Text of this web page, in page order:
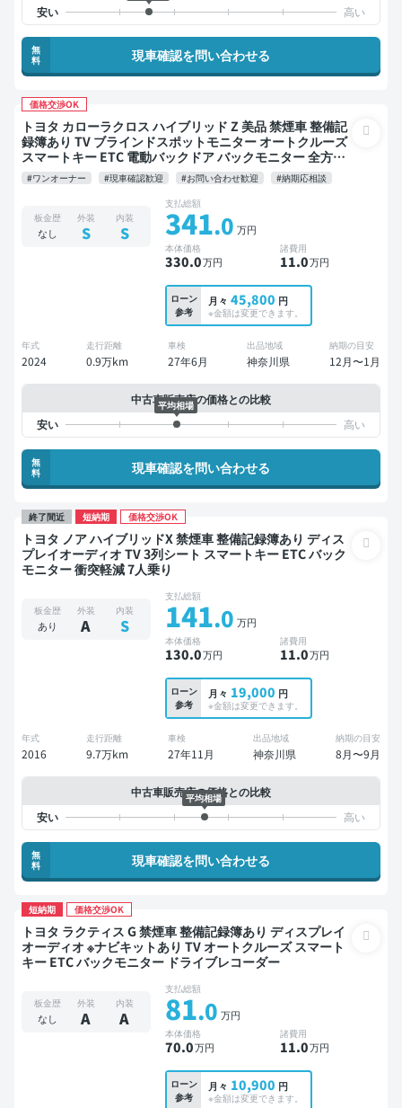
無
料
現車確認を問い合わせる
価格交渉OK
トヨタ カローラクロス ハイブリッド Z 美品 禁煙車 整備記
録簿あり TV ブラインドスポットモニター オートクルーズ
スマートキー ETC 電動バックドア バックモニター 全方位
カメラ ドライブレコーダー 衝突軽減
#ワンオーナー #現車確認歓迎 #お問い合わせ歓迎 #納期応相談
板金歴
なし
外装
S
内装
S
支払総額
341.0 万円
本体価格
330.0万円
諸費用
11.0万円
ローン
参考
月々 45,800 円
※金額は変更できます。
年式
2024
走行距離
0.9万km
車検
27年6月
出品地域
神奈川県
納期の目安
12月〜1月
中古車販売店の価格との比較
平均相場
無
料
現車確認を問い合わせる
終了間近 短納期 価格交渉OK
トヨタ ノア ハイブリッドX 禁煙車 整備記録簿あり ディス
プレイオーディオ TV 3列シート スマートキー ETC バック
モニター 衝突軽減 7人乗り
板金歴
あり
外装
A
内装
S
支払総額
141.0 万円
本体価格
130.0万円
諸費用
11.0万円
ローン
参考
月々 19,000 円
※金額は変更できます。
年式
2016
走行距離
9.7万km
車検
27年11月
出品地域
神奈川県
納期の目安
8月〜9月
中古車販売店の価格との比較
平均相場
無
料
現車確認を問い合わせる
短納期 価格交渉OK
トヨタ ラクティス G 禁煙車 整備記録簿あり ディスプレイ
オーディオ ※ナビキットあり TV オートクルーズ スマート
キー ETC バックモニター ドライブレコーダー
板金歴
なし
外装
A
内装
A
支払総額
81.0 万円
本体価格
70.0万円
諸費用
11.0万円
ローン
参考
月々 10,900 円
※金額は変更できます。